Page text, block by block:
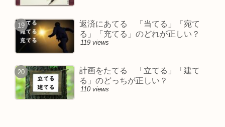
返済にあてる 「当てる」「宛て
る」「充てる」のどれが正しい？
119 views
計画をたてる 「立てる」「建て
る」のどっちが正しい？
110 views